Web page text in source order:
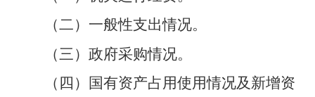
（二）一般性支出情况。
（三）政府采购情况。
（四）国有资产占用使用情况及新增资